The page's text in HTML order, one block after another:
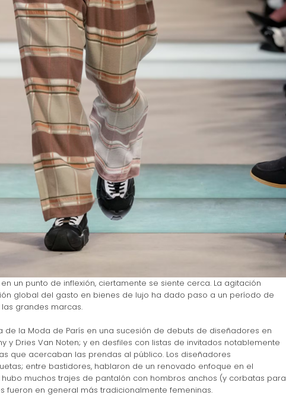
un punto de inflexión, ciertamente se siente cerca. La agitación
global del gasto en bienes de lujo ha dado paso a un período de
grandes marcas.
de la Moda de París en una sucesión de debuts de diseñadores en
y Dries Van Noten; y en desfiles con listas de invitados notablemente
que acercaban las prendas al público. Los diseñadores
entre bastidores, hablaron de un renovado enfoque en el
hubo muchos trajes de pantalón con hombros anchos (y corbatas para
fueron en general más tradicionalmente femeninas.